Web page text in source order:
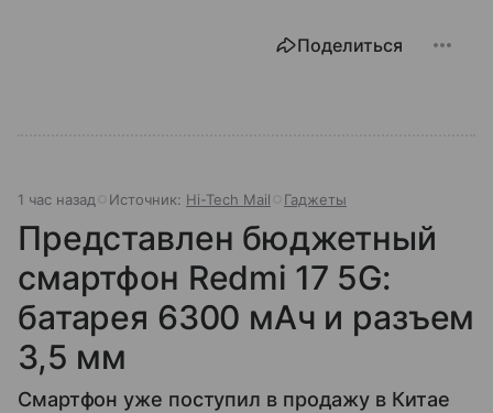
Поделиться
1 час назад Источник: Hi-Tech Mail Гаджеты
Представлен бюджетный
смартфон Redmi 17 5G:
батарея 6300 мАч и разъем
3,5 мм
Смартфон уже поступил в продажу в Китае